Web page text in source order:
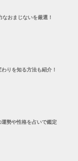
おまじないを厳選！
りを知る方法も紹介！
勢や性格を占いで鑑定